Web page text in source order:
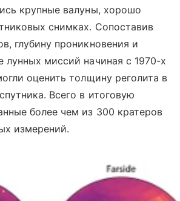
крупные валуны, хорошо
снимках. Сопоставив
глубину проникновения и
лунных миссий начиная с 1970-х
оценить толщину реголита в
Всего в итоговую
более чем из 300 кратеров
измерений.